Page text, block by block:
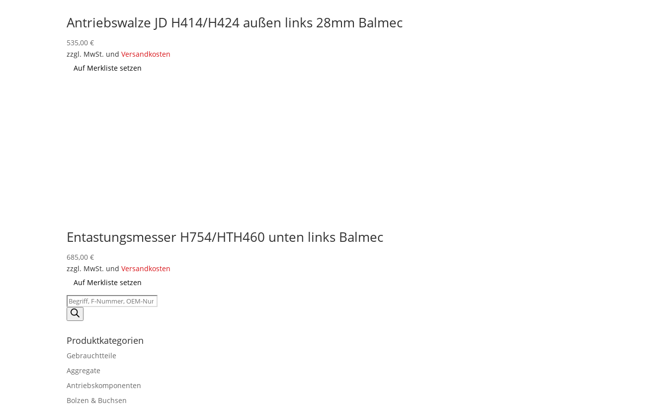
Antriebswalze JD H414/H424 außen links 28mm Balmec
535,00€
zzgl. MwSt. undVersandkosten
Auf Merkliste setzen
Entastungsmesser H754/HTH460 unten links Balmec
685,00€
zzgl. MwSt. undVersandkosten
Auf Merkliste setzen
Products
search
Produktkategorien
Gebrauchtteile
Aggregate
Antriebskomponenten
Bolzen & Buchsen